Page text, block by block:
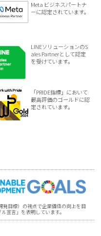
Meta ビジネスパートナ
ーに認定されています。
LINEソリューションのS
ales Partnerとして認定
を受けています。
「PRIDE指標」において
最高評価のゴールドに認
定されています。
発目標）の視点で企業価値の向上を目
宣言」を表明しています。